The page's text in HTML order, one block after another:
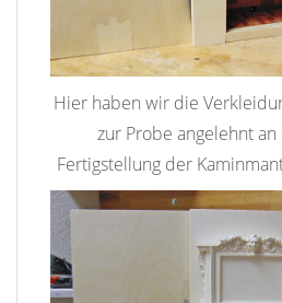
Hier haben wir die
zur Probe angelehnt
Fertigstellung der